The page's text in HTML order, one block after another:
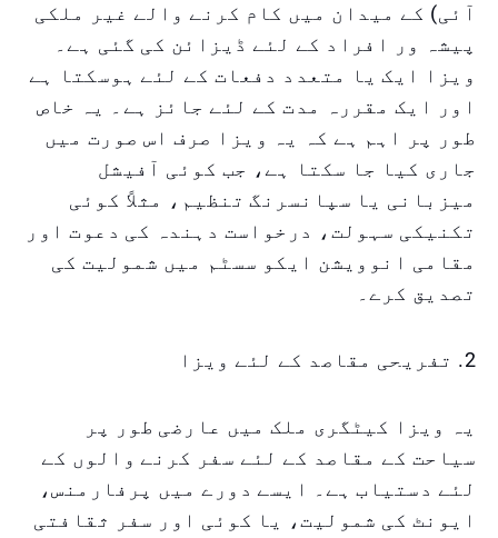
آئی) کے میدان میں کام کرنے والے غیر ملکی
پیشہ ور افراد کے لئے ڈیزائن کی گئی ہے۔
ویزا ایک یا متعدد دفعات کے لئے ہوسکتا ہے
اور ایک مقررہ مدت کے لئے جائز ہے۔ یہ خاص
طور پر اہم ہے کہ یہ ویزا صرف اس صورت میں
جاری کیا جا سکتا ہے، جب کوئی آفیشل
میزبانی یا سپانسرنگ تنظیم، مثلاً کوئی
تکنیکی سہولت، درخواست دہندہ کی دعوت اور
مقامی انوویشن ایکو سسٹم میں شمولیت کی
تصدیق کرے۔
2. تفریحی مقاصد کے لئے ویزا
یہ ویزا کیٹگری ملک میں عارضی طور پر
سیاحت کے مقاصد کے لئے سفر کرنے والوں کے
لئے دستیاب ہے۔ ایسے دورے میں پرفارمنس،
ایونٹ کی شمولیت، یا کوئی اور سفر ثقافتی